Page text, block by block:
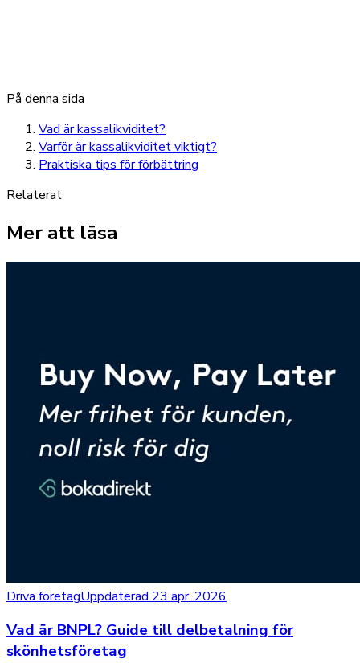
På denna sida
Vad är kassalikviditet?
Varför är kassalikviditet viktigt?
Praktiska tips för förbättring
Relaterat
Mer att läsa
Driva företagUppdaterad 23 apr. 2026
Vad är BNPL? Guide till delbetalning för
skönhetsföretag